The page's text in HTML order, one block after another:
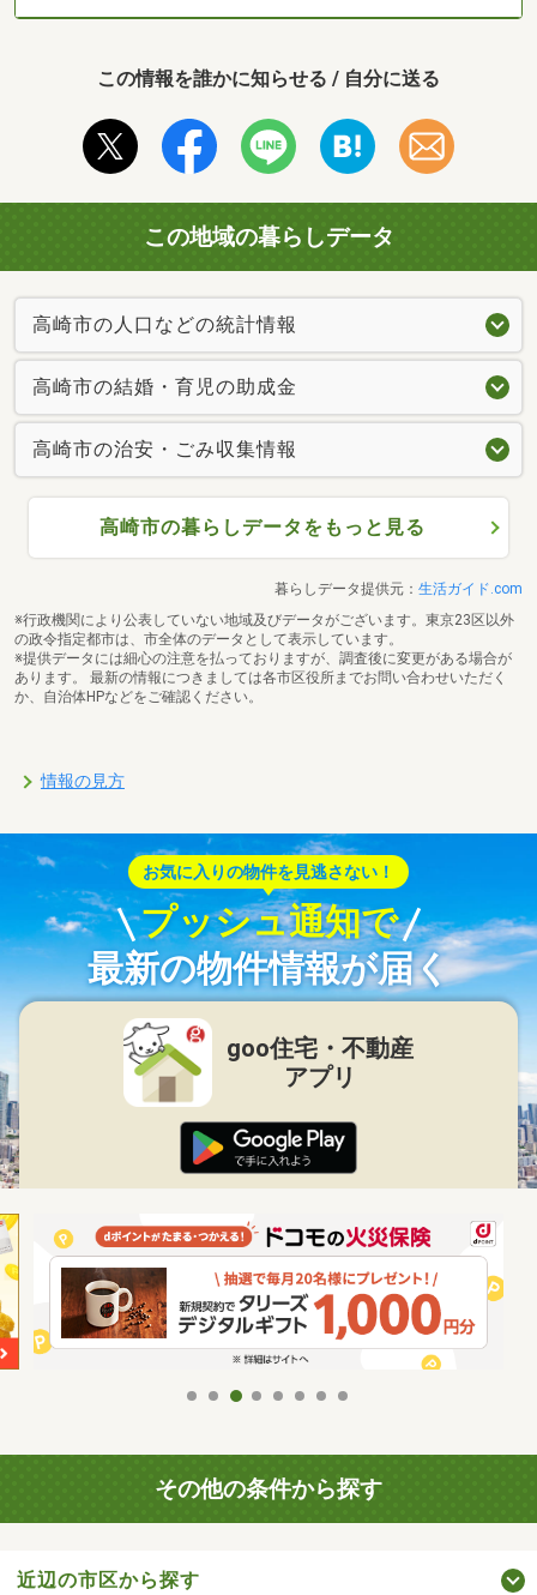
この情報を誰かに知らせる / 自分に送る
この地域の暮らしデータ
高崎市の人口などの統計情報
高崎市の結婚・育児の助成金
高崎市の治安・ごみ収集情報
高崎市の暮らしデータをもっと見る
暮らしデータ提供元： 生活ガイド.com
※行政機関により公表していない地域及びデータがございます。東京23区以外
の政令指定都市は、市全体のデータとして表示しています。
※提供データには細心の注意を払っておりますが、調査後に変更がある場合が
あります。 最新の情報につきましては各市区役所までお問い合わせいただく
か、自治体HPなどをご確認ください。
情報の見方
お気に入りの物件を見逃さない！
プッシュ通知で
最新の物件情報が届く
goo住宅・不動産
アプリ
その他の条件から探す
近辺の市区から探す